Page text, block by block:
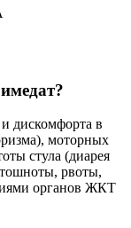
дискомфорта в
моторных
стула (диарея
рвоты,
органов ЖКТ